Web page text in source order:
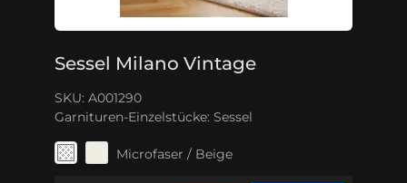
Sessel Milano Vintage
SKU: A001290
Garnituren-Einzelstücke: Sessel
Microfaser / Beige